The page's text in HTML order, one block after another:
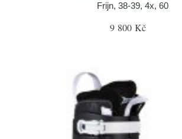
Frijn, 38-39, 4x, 60
9 800 Kč